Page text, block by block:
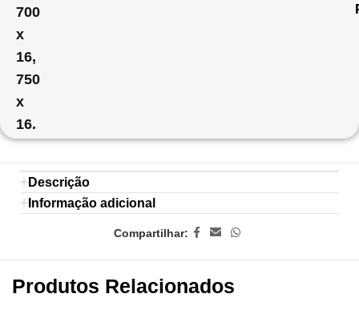
700
x
16,
750
x
16.
Descrição
Informação adicional
Compartilhar:
Produtos Relacionados